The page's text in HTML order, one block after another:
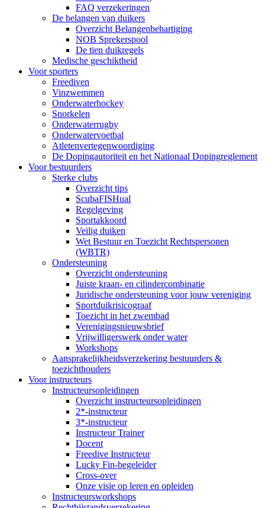
FAQ verzekeringen
De belangen van duikers
Overzicht Belangenbehartiging
NOB Sprekerspool
De tien duikregels
Medische geschiktheid
Voor sporters
Freediven
Vinzwemmen
Onderwaterhockey
Snorkelen
Onderwaterrugby
Onderwatervoetbal
Atletenvertegenwoordiging
De Dopingautoriteit en het Nationaal Dopingreglement
Voor bestuurders
Sterke clubs
Overzicht tips
ScubaFISHual
Regelgeving
Sportakkoord
Veilig duiken
Wet Bestuur en Toezicht Rechtspersonen
(WBTR)
Ondersteuning
Overzicht ondersteuning
Juiste kraan- en cilindercombinatie
Juridische ondersteuning voor jouw vereniging
Sportduikrisicograaf
Toezicht in het zwembad
Verenigingsnieuwsbrief
Vrijwilligerswerk onder water
Workshops
Aansprakelijkheidsverzekering bestuurders &
toezichthouders
Voor instructeurs
Instructeursopleidingen
Overzicht instructeursopleidingen
2*-instructeur
3*-instructeur
Instructeur Trainer
Docent
Freedive Instructeur
Lucky Fin-begeleider
Cross-over
Onze visie op leren en opleiden
Instructeursworkshops